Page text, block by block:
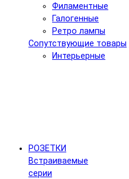
Филаментные
Галогенные
Ретро лампы
Сопутствующие товары
Интерьерные
РОЗЕТКИ
Встраиваемые
серии